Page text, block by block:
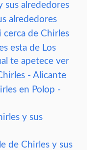
sus alrededores
alrededores
cerca de Chirles
esta de Los
te apetece ver
- Alicante
en Polop -
y sus
de Chirles y sus